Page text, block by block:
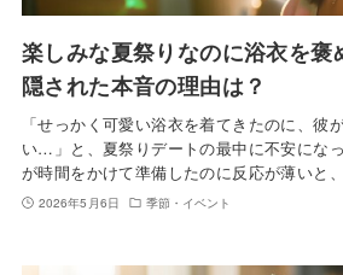
楽しみな夏祭りなのに浴衣を褒
隠された本音の理由は？
「せっかく可愛い浴衣を着てきたのに、彼
い…」と、夏祭りデートの最中に不安にな
が時間をかけて準備したのに反応が薄いと
2026年5月6日 季節・イベント